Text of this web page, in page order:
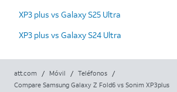
XP3 plus vs Galaxy S25 Ultra
XP3 plus vs Galaxy S24 Ultra
att.com / Móvil / Teléfonos
/
Compare Samsung Galaxy Z Fold6 vs Sonim XP3plus